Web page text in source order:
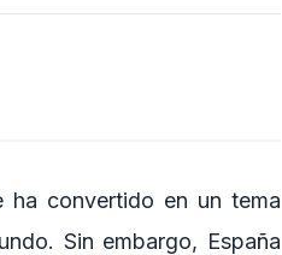
ha convertido en un tema
Sin embargo, España